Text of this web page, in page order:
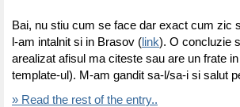
Bai, nu stiu cum se face dar exact cum zic
l-am intalnit si in Brasov ( link). O concluzie
arealizat afisul ma citeste sau are un frate
template-ul). M-am gandit sa-l/sa-i si salut
» Read the rest of the entry..